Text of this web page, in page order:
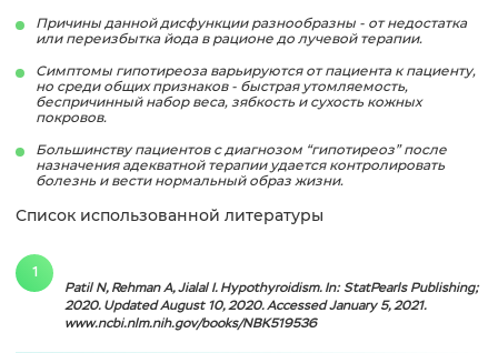
Причины данной дисфункции разнообразны - от недостатка
или переизбытка йода в рационе до лучевой терапии.
Симптомы гипотиреоза варьируются от пациента к пациенту,
но среди общих признаков - быстрая утомляемость,
беспричинный набор веса, зябкость и сухость кожных
покровов.
Большинству пациентов с диагнозом “гипотиреоз” после
назначения адекватной терапии удается контролировать
болезнь и вести нормальный образ жизни.
Список использованной литературы
Patil N, Rehman A, Jialal I. Hypothyroidism. In: StatPearls Publishing;
2020. Updated August 10, 2020. Accessed January 5, 2021.
www.ncbi.nlm.nih.gov/books/NBK519536